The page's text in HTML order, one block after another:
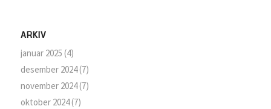
ARKIV
januar 2025 (4)
desember 2024(7)
november 2024(7)
oktober 2024(7)